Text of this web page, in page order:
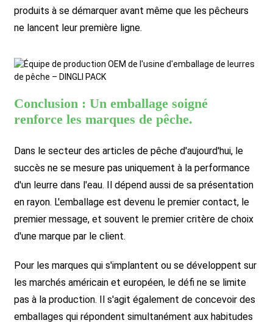
produits à se démarquer avant même que les pêcheurs
ne lancent leur première ligne.
Conclusion : Un emballage soigné
renforce les marques de pêche.
Dans le secteur des articles de pêche d'aujourd'hui, le
succès ne se mesure pas uniquement à la performance
d'un leurre dans l'eau. Il dépend aussi de sa présentation
en rayon. L'emballage est devenu le premier contact, le
premier message, et souvent le premier critère de choix
d'une marque par le client.
Pour les marques qui s'implantent ou se développent sur
les marchés américain et européen, le défi ne se limite
pas à la production. Il s'agit également de concevoir des
emballages qui répondent simultanément aux habitudes